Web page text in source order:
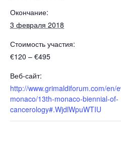
Окончание:
3 февраля 2018
Стоимость участия:
€120 – €495
Веб-сайт:
http://www.grimaldiforum.com/en/
monaco/13th-monaco-biennial-of-
cancerology#.WjdlWpuWTIU